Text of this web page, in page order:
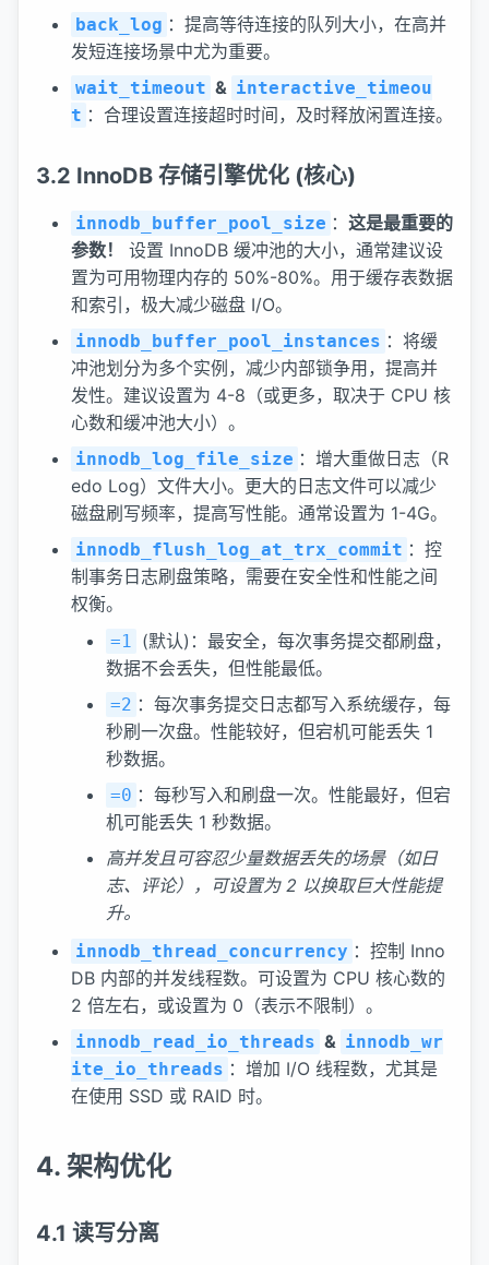
back_log ：提高等待连接的队列大小，在高并
发短连接场景中尤为重要。
wait_timeout & interactive_timeou
t ：合理设置连接超时时间，及时释放闲置连接。
3.2 InnoDB 存储引擎优化 (核心)
innodb_buffer_pool_size ： 这是最重要的
参数！
设置 InnoDB 缓冲池的大小，通常建议设
置为可用物理内存的 50%-80%。用于缓存表数据
和索引，极大减少磁盘 I/O。
innodb_buffer_pool_instances ：将缓
冲池划分为多个实例，减少内部锁争用，提高并
发性。建议设置为 4-8（或更多，取决于 CPU 核
心数和缓冲池大小）。
innodb_log_file_size ：增大重做日志（R
edo Log）文件大小。更大的日志文件可以减少
磁盘刷写频率，提高写性能。通常设置为 1-4G。
innodb_flush_log_at_trx_commit ：控
制事务日志刷盘策略，需要在安全性和性能之间
权衡。
=1 (默认)：最安全，每次事务提交都刷盘，
数据不会丢失，但性能最低。
=2 ：每次事务提交日志都写入系统缓存，每
秒刷一次盘。性能较好，但宕机可能丢失 1
秒数据。
=0 ：每秒写入和刷盘一次。性能最好，但宕
机可能丢失 1 秒数据。
高并发且可容忍少量数据丢失的场景（如日
志、评论），可设置为 2 以换取巨大性能提
升。
innodb_thread_concurrency ：控制 Inno
DB 内部的并发线程数。可设置为 CPU 核心数的
2 倍左右，或设置为 0（表示不限制）。
innodb_read_io_threads & innodb_wr
ite_io_threads ：增加 I/O 线程数，尤其是
在使用 SSD 或 RAID 时。
4. 架构优化
4.1 读写分离